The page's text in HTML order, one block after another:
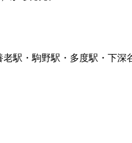
駅・駒野駅・多度駅・下深